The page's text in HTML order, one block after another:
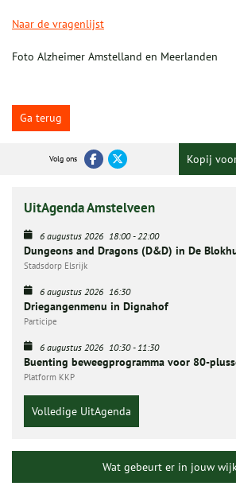
Naar de vragenlijst
Foto Alzheimer Amstelland en Meerlanden
Ga terug
Volg ons Kopij
UitAgenda Amstelveen
6 augustus 2026 18:00-22:00
Dungeons and Dragons (D&D) in De
Stadsdorp Elsrijk
6 augustus 2026 16:30
Driegangenmenu in Dignahof
Participe
6 augustus 2026 10:30-11:30
Buenting beweegprogramma voor 80-
Platform KKP
Volledige UitAgenda
Wat gebeurt er in jouw